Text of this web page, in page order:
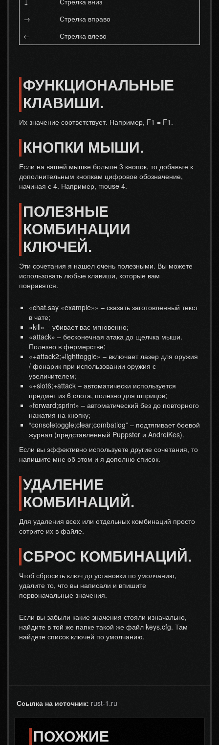
→
Стрелка вправо
←
Стрелка влево
ФУНКЦИОНАЛЬНЫЕ
КЛАВИШИ.
Их значение соответствует. Например, F1 = F1.
КНОПКИ МЫШИ.
Если на вашей мышке больше 3 кнопок, то добавьте к
дополнительным кнопкам цифровое обозначение,
начиная с 4. Например, mouse 4.
ПОЛЕЗНЫЕ
КОМБИНАЦИИ
КЛЮЧЕЙ.
Эти сочетания я нашел очень полезными. Вы можете
использовать любые клавиши, которые вам
понравятся.
«chat.say «example»» – сказать заготовленный текст
в чате;
«kill» – убивает вас мгновенно;
«attack» – бесконечная атака до щелчка мыши.
Полезно в фермерстве;
«+attack2;+lighttoggle» – включает лазер для оружия
/ фонарик при использовании оружия с
увеличителем;
«+slot6;+attack – автоматически используется
предмет из 6 слота, полезно для шприцов;
«forward;sprint» – автоматический без до повторного
нажатия на кнопку;
“consoletoggle;clear;combatlog” – подтягивает боевой
журнал (представленный Puppster и AndreiKes).
Если вы эффективно используете другие сочетания, то
напишите мне об этом и я дополню список.
УДАЛЕНИЕ
КОМБИНАЦИЙ.
Для удаления всех или отдельных комбинаций просто
сотрите их в файле.
СБРОС КОМБИНАЦИЙ.
Чтоб сбросить ключ до установки по умолчанию,
удалите то, что вы написали и впишите
первоначальные значения.
Если вы забыли какие значения стояли изначально,
найдите в той же папке такой же файл keys.cfg. Там
найдете список ключей по умолчанию.
Ссылка на источник: rust-1.ru
ПОХОЖИЕ